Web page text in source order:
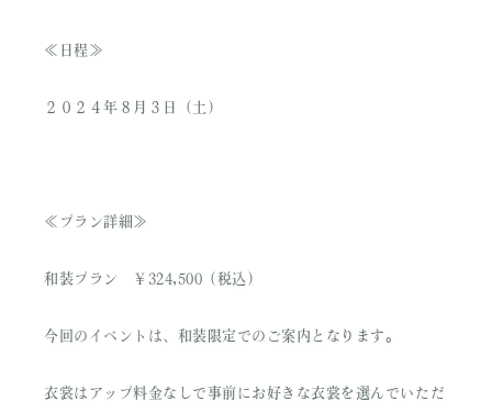
≪日程≫
２０２４年８月３日（土）
≪プラン詳細≫
和装プラン ￥324,500（税込）
今回のイベントは、和装限定でのご案内となります。
衣裳はアップ料金なしで事前にお好きな衣裳を選んでいただ